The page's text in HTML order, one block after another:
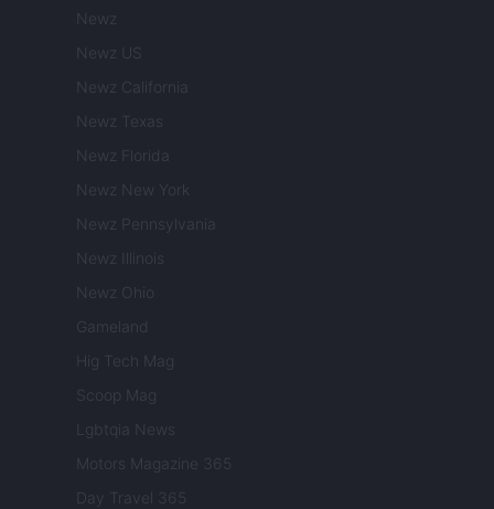
Newz
Newz US
Newz California
Newz Texas
Newz Florida
Newz New York
Newz Pennsylvania
Newz Illinois
Newz Ohio
Gameland
Hig Tech Mag
Scoop Mag
Lgbtqia News
Motors Magazine 365
Day Travel 365